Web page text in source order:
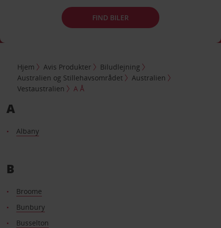
FIND BILER
Hjem Avis Produkter
Biludlejning
Australien og Stillehavsområdet
Australien
Vestaustralien
A Å
A
Albany
B
Broome
Bunbury
Busselton